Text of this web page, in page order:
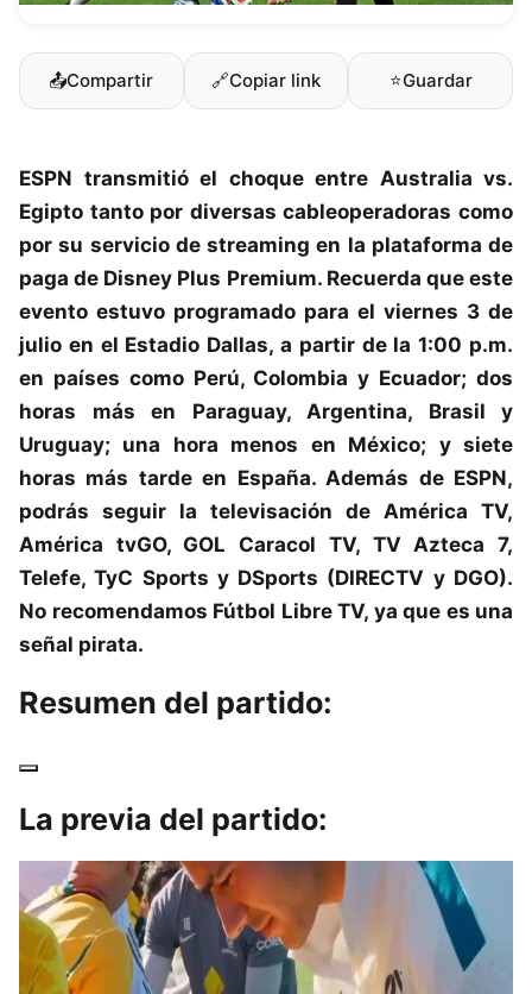
📤Compartir 🔗Copiar link ⭐Guardar
ESPN transmitió el choque entre Australia vs.
Egipto tanto por diversas cableoperadoras como
por su servicio de streaming en la plataforma de
paga de Disney Plus Premium. Recuerda que este
evento estuvo programado para el viernes 3 de
julio en el Estadio Dallas, a partir de la 1:00 p.m.
en países como Perú, Colombia y Ecuador; dos
horas más en Paraguay, Argentina, Brasil y
Uruguay; una hora menos en México; y siete
horas más tarde en España. Además de ESPN,
podrás seguir la televisación de América TV,
América tvGO, GOL Caracol TV, TV Azteca 7,
Telefe, TyC Sports y DSports (DIRECTV y DGO).
No recomendamos Fútbol Libre TV, ya que es una
señal pirata.
Resumen del partido:
La previa del partido: